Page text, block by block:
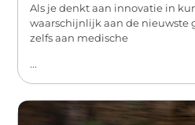
Als je denkt aan innovatie in
waarschijnlijk aan de nieuwste
zelfs aan medische
...